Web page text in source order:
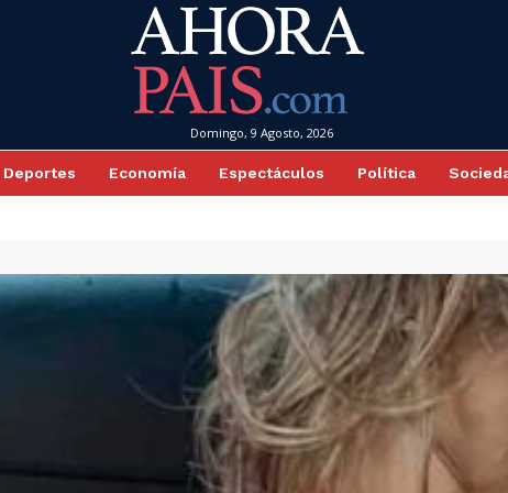
Domingo, 9 Agosto, 2026
Deportes Economía Espectáculos Política